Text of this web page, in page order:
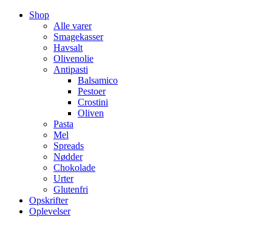
Videre Shop
Alle varer
Smagekasser
Havsalt
Olivenolie
Antipasti
Balsamico
Pestoer
Crostini
Oliven
Pasta
Mel
Spreads
Nødder
Chokolade
Urter
Glutenfri
Opskrifter
Oplevelser